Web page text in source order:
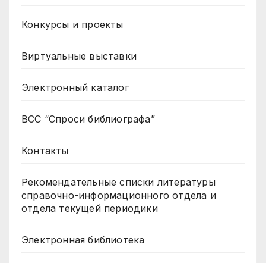
Конкурсы и проекты
Виртуальные выставки
Электронный каталог
ВСС “Спроси библиографа”
Контакты
Рекомендательные списки литературы
справочно-информационного отдела и
отдела текущей периодики
Электронная библиотека